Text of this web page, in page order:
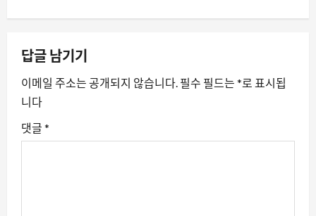
비
게
이
션
답글 남기기
이메일 주소는 공개되지 않습니다. 필수 필드는 *로 표시됩
니다
댓글 *